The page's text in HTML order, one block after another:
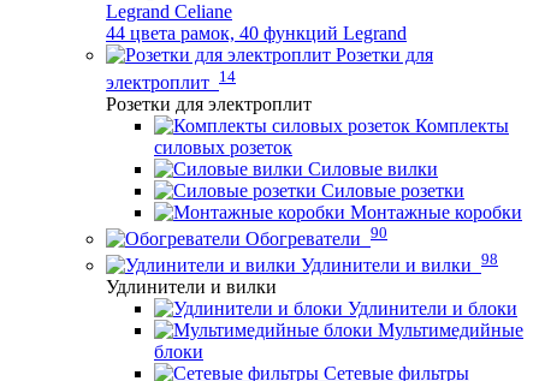
Legrand Celiane
44 цвета рамок, 40 функций Legrand
Розетки для
электроплит 14
Розетки для электроплит
Комплекты
силовых розеток
Силовые вилки
Силовые розетки
Монтажные коробки
Обогреватели 90
Удлинители и вилки 98
Удлинители и вилки
Удлинители и блоки
Мультимедийные
блоки
Сетевые фильтры